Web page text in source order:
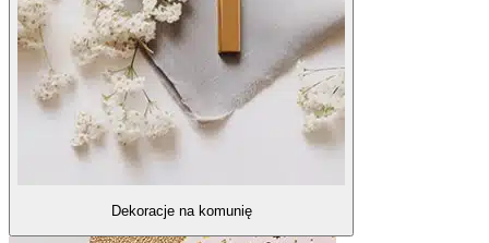
Dekoracje na komunię